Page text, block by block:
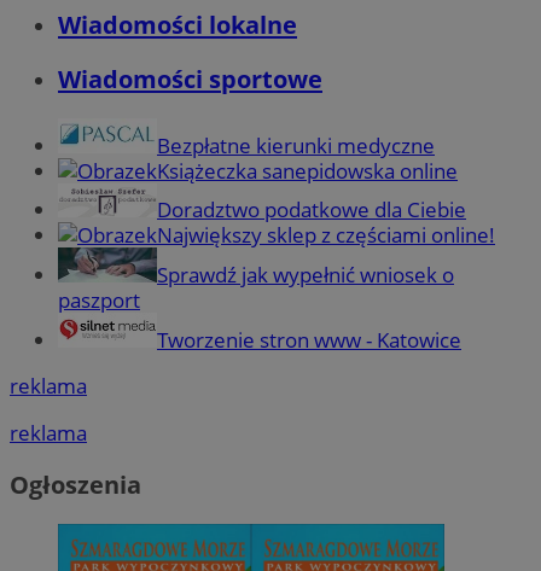
Wiadomości lokalne
Wiadomości sportowe
Bezpłatne kierunki medyczne
Książeczka sanepidowska online
Doradztwo podatkowe dla Ciebie
Największy sklep z częściami online!
Sprawdź jak wypełnić wniosek o
paszport
Tworzenie stron www - Katowice
reklama
reklama
Ogłoszenia